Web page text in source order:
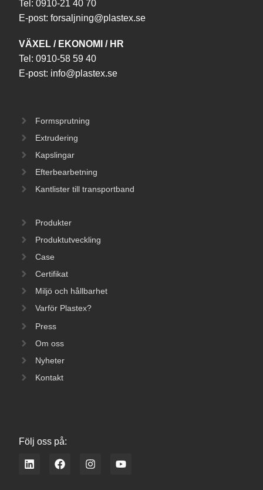
Tel: 0910-21 40 70
E-post: forsaljning@plastex.se
VÄXEL / EKONOMI / HR
Tel: 0910-58 59 40
E-post: info@plastex.se
Formsprutning
Extrudering
Kapslingar
Efterbearbetning
Kantlister till transportband
Produkter
Produktutveckling
Case
Certifikat
Miljö och hållbarhet
Varför Plastex?
Press
Om oss
Nyheter
Kontakt
Följ oss på:
L
i
F
a
I
n
Y
o